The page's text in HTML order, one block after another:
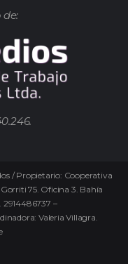
de:
/ Propietario: Cooperativa
75. Oficina 3. Bahía
–
Valeria Villagra.